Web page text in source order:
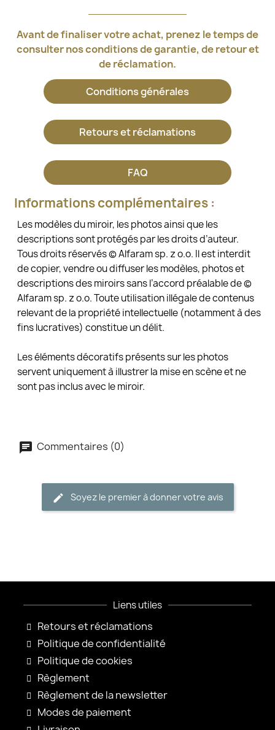
Avant de finaliser votre achat, prenez le temps de
consulter nos conditions de garantie, de retour et
de réclamation.
Conditions générales
Retours et réclamations
FAQ
Informations complémentaires :
Les modèles du miroir, les photos ainsi que les
descriptions sont protégés par les droits d’auteur.
Tous droits réservés © Alfaram sp. z o.o. Il est interdit
de copier, vendre ou diffuser les modèles, photos et
descriptions des miroirs sans l’accord préalable de ©
Alfaram sp. z o.o. Toute utilisation illégale de contenus
relevant de la propriété intellectuelle (notamment à des
fins lucratives) constitue un délit.
Les éléments décoratifs présents sur les photos
servent uniquement à illustrer la mise en scène et ne
sont pas inclus avec le miroir.
Commentaires (0)
Soyez le premier à donner votre avis
Liens utiles
Retours et réclamations
Politique de confidentialité
Politique de cookies
Règlement
Règlement de la newsletter
Modes de paiement